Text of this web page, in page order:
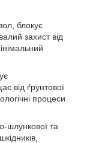
блокує
захист від
від ґрунтової
процеси
шлункової та